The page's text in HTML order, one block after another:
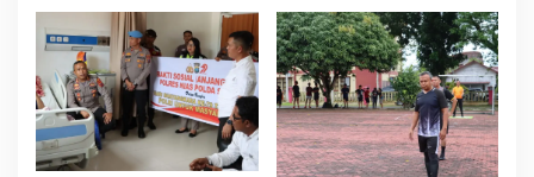
Persekutuan Doa